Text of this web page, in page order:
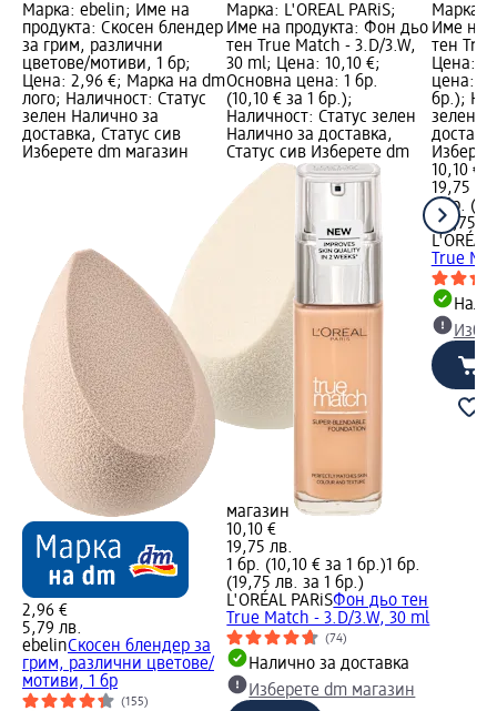
Марка: ebelin; Име на
продукта: Скосен блендер
за грим, различни
цветове/мотиви, 1 бр;
Цена: 2,96 €; Марка на dm
лого; Наличност: Статус
зелен Налично за
доставка, Статус сив
Изберете dm магазин
2,96 €
5,79 лв.
ebelinСкосен блендер за
грим, различни цветове/
мотиви, 1 бр
(155)
Марка: L'ORÉAL PARiS;
Име на продукта: Фон дьо
тен True Match - 3.D/3.W,
30 ml; Цена: 10,10 €;
Основна цена: 1 бр.
(10,10 € за 1 бр.);
Наличност: Статус зелен
Налично за доставка,
Статус сив Изберете dm
магазин
10,10 €
19,75 лв.
1 бр. (10,10 € за 1 бр.)1 бр.
(19,75 лв. за 1 бр.)
L'ORÉAL PARiSФон дьо тен
True Match - 3.D/3.W, 30 ml
(74)
Налично за доставка
Изберете dm магазин
Марка:
Име на
тен
Цена:
цена: 1
бр.);
зелен
10,10 €
19,75 лв.
1 бр.
(19,75
L'ORÉAL
True